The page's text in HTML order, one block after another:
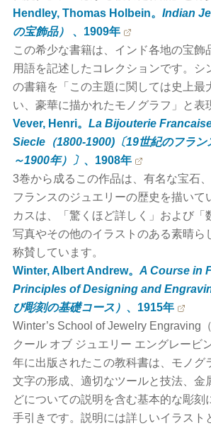
Hendley, Thomas Holbein。 Indian
の宝飾品） 、1909年
この希少な書籍は、インド各地の宝飾
用語を記述したコレクションです。シ
の書籍を「この主題に関しては史上最
い、豪華に描かれたモノグラフ」と表
Vever, Henri。 La Bijouterie
Siecle（1800-1900)〔19世紀のフラン
～1900年）〕 、1908年
3巻から成るこの作品は、有名な宝石
フランスのジュエリーの歴史を描いて
カスは、「驚くほど詳しく」および「
写真やその他のイラストのある素晴ら
称賛しています。
Winter, Albert Andrew。 A Course in
Principles of Designing and
び彫刻の基礎コース） 、1915年
Winter’s School of Jewelry Engraving
クール オブ ジュエリー エングレービ
年に出版されたこの教科書は、モノグ
文字の形成、適切なツールと技法、金
どについての説明を含む基本的な彫刻
手引きです。説明には詳しいイラスト